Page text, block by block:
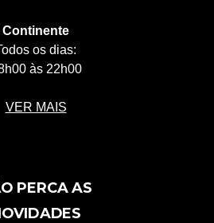
Continente
os dias:
às 22h00
VER MAIS
PERCA AS